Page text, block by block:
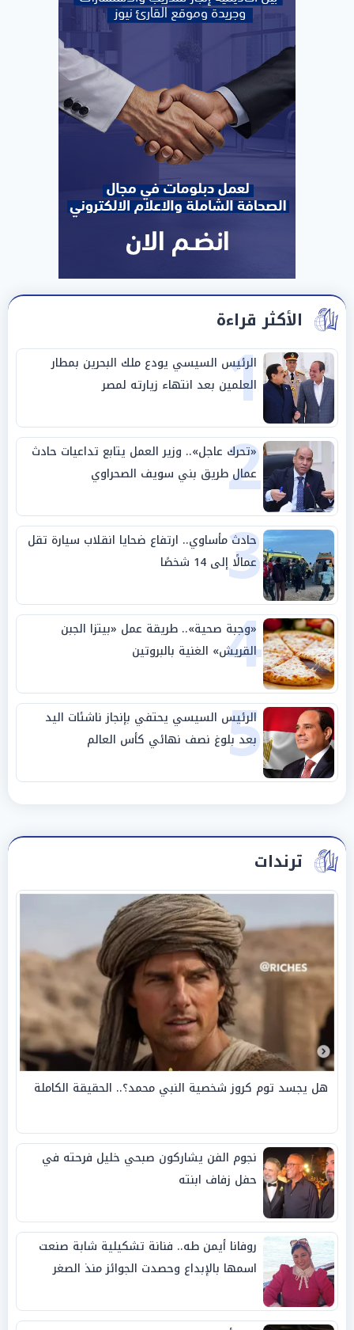
الأكثر قراءة
1
الرئيس السيسي يودع ملك البحرين بمطار
العلمين بعد انتهاء زيارته لمصر
2
«تحرك عاجل».. وزير العمل يتابع تداعيات حادث
عمال طريق بني سويف الصحراوي
3
حادث مأساوي.. ارتفاع ضحايا انقلاب سيارة تقل
عمالًا إلى 14 شخصًا
4
«وجبة صحية».. طريقة عمل «بيتزا الجبن
القريش» الغنية بالبروتين
5
الرئيس السيسي يحتفي بإنجاز ناشئات اليد
بعد بلوغ نصف نهائي كأس العالم
ترندات
هل يجسد توم كروز شخصية النبي محمد؟.. الحقيقة الكاملة
نجوم الفن يشاركون صبحي خليل فرحته في
حفل زفاف ابنته
روفانا أيمن طه.. فنانة تشكيلية شابة صنعت
اسمها بالإبداع وحصدت الجوائز منذ الصغر